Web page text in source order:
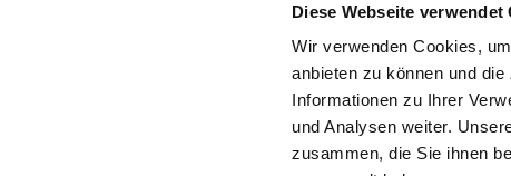
Diese Webseite verwendet
Wir verwenden Cookies,
anbieten zu können und
Informationen zu Ihrer
und Analysen weiter.
zusammen, die Sie ihnen